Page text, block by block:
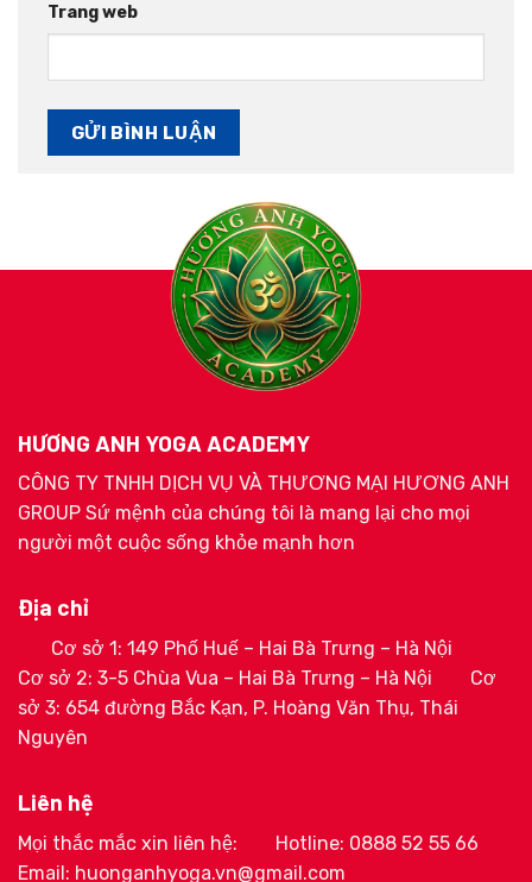
Trang web
HƯƠNG ANH YOGA ACADEMY
CÔNG TY TNHH DỊCH VỤ VÀ THƯƠNG MẠI HƯƠNG ANH
GROUP Sứ mệnh của chúng tôi là mang lại cho mọi
người một cuộc sống khỏe mạnh hơn
Địa chỉ
Cơ sở 1: 149 Phố Huế – Hai Bà Trưng – Hà Nội
Cơ sở 2: 3-5 Chùa Vua – Hai Bà Trưng – Hà Nội
Cơ
sở 3: 654 đường Bắc Kạn, P. Hoàng Văn Thụ, Thái
Nguyên
Liên hệ
Mọi thắc mắc xin liên hệ:
Hotline: 0888 52 55 66
Email: huonganhyoga.vn@gmail.com